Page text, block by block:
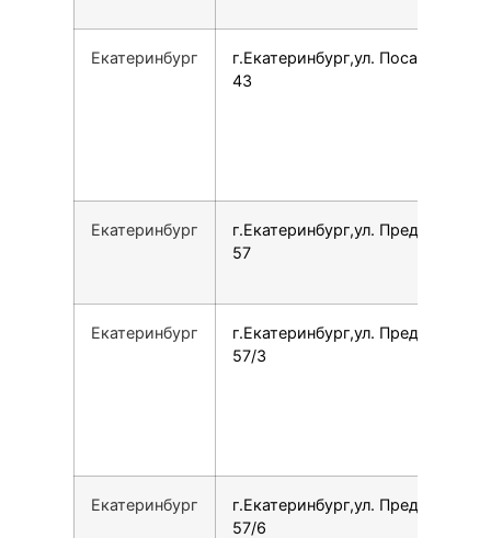
Екатеринбург
г.Екатеринбург,ул. Посадская,
43
Екатеринбург
г.Екатеринбург,ул. Предельная,
57
Екатеринбург
г.Екатеринбург,ул. Предельная,
57/3
Екатеринбург
г.Екатеринбург,ул. Предельная,
57/6